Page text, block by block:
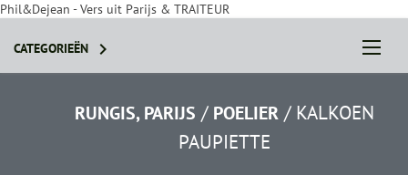
Phil&Dejean - Vers uit Parijs & TRAITEUR
CATEGORIEËN 
RUNGIS, PARIJS / POELIER/ KALKOEN
PAUPIETTE